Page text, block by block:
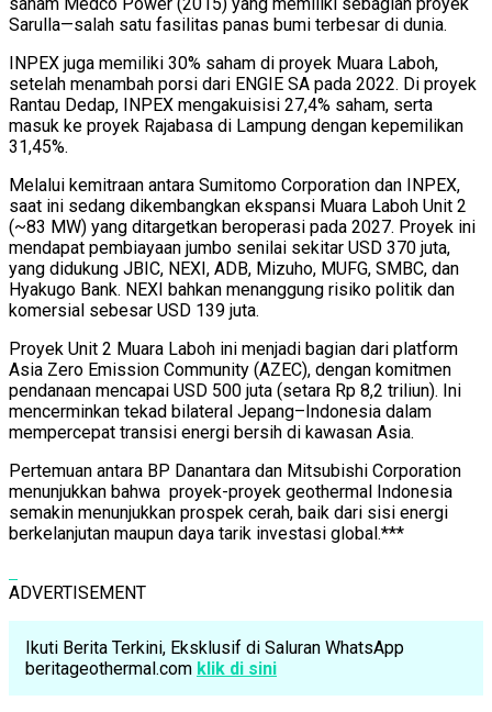
Sarulla—salah satu fasilitas panas bumi terbesar di dunia.
INPEX juga memiliki 30% saham di proyek Muara Laboh,
setelah menambah porsi dari ENGIE SA pada 2022. Di proyek
Rantau Dedap, INPEX mengakuisisi 27,4% saham, serta
masuk ke proyek Rajabasa di Lampung dengan kepemilikan
31,45%.
Melalui kemitraan antara Sumitomo Corporation dan INPEX,
saat ini sedang dikembangkan ekspansi Muara Laboh Unit 2
(~83 MW) yang ditargetkan beroperasi pada 2027. Proyek ini
mendapat pembiayaan jumbo senilai sekitar USD 370 juta,
yang didukung JBIC, NEXI, ADB, Mizuho, MUFG, SMBC, dan
Hyakugo Bank. NEXI bahkan menanggung risiko politik dan
komersial sebesar USD 139 juta.
Proyek Unit 2 Muara Laboh ini menjadi bagian dari platform
Asia Zero Emission Community (AZEC), dengan komitmen
pendanaan mencapai USD 500 juta (setara Rp 8,2 triliun). Ini
mencerminkan tekad bilateral Jepang–Indonesia dalam
mempercepat transisi energi bersih di kawasan Asia.
Pertemuan antara BP Danantara dan Mitsubishi Corporation
menunjukkan bahwa proyek-proyek geothermal Indonesia
semakin menunjukkan prospek cerah, baik dari sisi energi
berkelanjutan maupun daya tarik investasi global.***
ADVERTISEMENT
Ikuti Berita Terkini, Eksklusif di Saluran WhatsApp
beritageothermal.com klik di sini